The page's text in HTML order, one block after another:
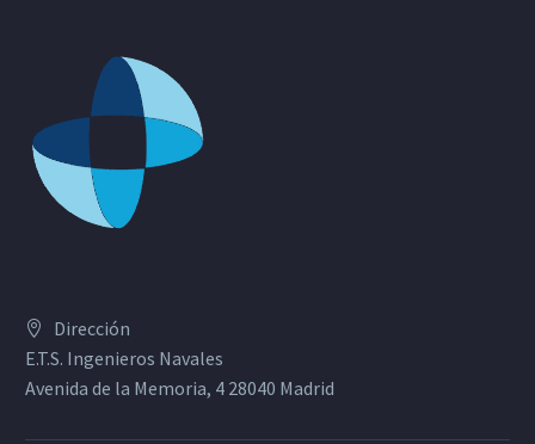
Dirección
E.T.S. Ingenieros Navales
Avenida de la Memoria, 4 28040 Madrid